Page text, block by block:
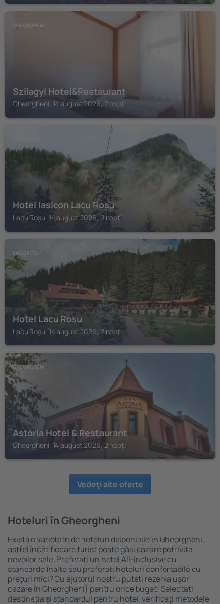
GHEORGHENI
Szilagyi Hotel&Restaurant
Gheorgheni, 14 august 2026, 2 nopți
Hotel Iasicon Lacu Roșu
Lacu Roșu, 14 august 2026, 2 nopți
LACU ROȘU
Hotel Lacu Rosu
Lacu Roșu, 14 august 2026, 2 nopți
GHEORGHENI
Astoria Hotel & Restaurant
Gheorgheni, 14 august 2026, 2 nopți
Vedeţi alte oferte
Hoteluri în Gheorgheni
Există o varietate de hoteluri disponibile în Gheorgheni,
astfel încât fiecare turist poate găsi cazare potrivită
nevoilor sale. Preferați un hotel All-Inclusive cu
standarde ȋnalte sau preferați hoteluri confortabile cu
preţuri mici? Cu ajutorul nostru puteți rezerva uşor
cazare în Gheorgheni} pentru orice buget! Selectați
destinația şi standardul pentru hotel, verificați metodele